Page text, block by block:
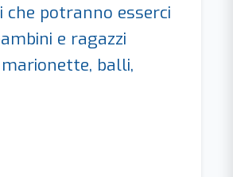
potranno esserci
e ragazzi
balli,